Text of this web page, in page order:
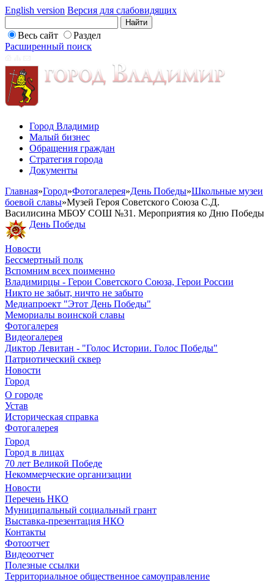
English version Версия для слабовидящих
Весь сайт
Раздел
Расширенный поиск
Город Владимир
Малый бизнес
Обращения граждан
Стратегия города
Документы
Главная»Город»Фотогалерея»День Победы»Школьные музеи
боевой славы»Музей Героя Советского Союза С.Д.
Василисина МБОУ СОШ №31. Мероприятия ко Дню Победы
День Победы
Новости
Бессмертный полк
Вспомним всех поименно
Владимирцы - Герои Советского Союза, Герои России
Никто не забыт, ничто не забыто
Медиапроект "Этот День Победы"
Мемориалы воинской славы
Фотогалерея
Видеогалерея
Диктор Левитан - "Голос Истории. Голос Победы"
Патриотический сквер
Новости
Город
О городе
Устав
Историческая справка
Фотогалерея
Город
Город в лицах
70 лет Великой Победе
Некоммерческие организации
Новости
Перечень НКО
Муниципальный социальный грант
Выставка-презентация НКО
Контакты
Фотоотчет
Видеоотчет
Полезные ссылки
Территориальное общественное самоуправление